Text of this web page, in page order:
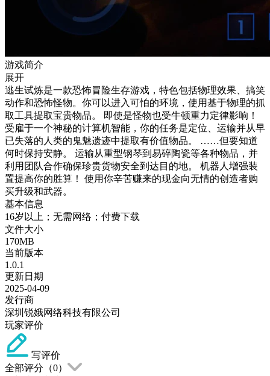
游戏简介
展开
逃生试炼是一款恐怖冒险生存游戏，特色包括物理效果、搞笑
动作和恐怖怪物。你可以进入可怕的环境，使用基于物理的抓
取工具提取宝贵物品。 即使是怪物也受牛顿重力定律影响！
受雇于一个神秘的计算机智能，你的任务是定位、运输并从早
已失落的人类的鬼魅遗迹中提取有价值物品。 ……但要知道
何时保持安静。 运输从重型钢琴到易碎陶瓷等各种物品，并
利用团队合作确保珍贵货物安全到达目的地。 机器人增强装
置提高你的胜算！ 使用你辛苦赚来的现金向无情的创造者购
买升级和武器。
基本信息
16岁以上；无需网络；付费下载
文件大小
170MB
当前版本
1.0.1
更新日期
2025-04-09
发行商
深圳锐娥网络科技有限公司
玩家评价
写评价
全部评分（0）